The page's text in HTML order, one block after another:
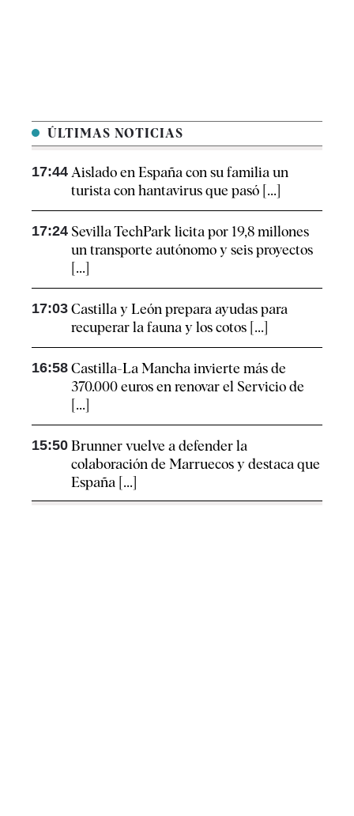
ÚLTIMAS NOTICIAS
17:44 Aislado en España con su familia un
turista con hantavirus que pasó [...]
17:24 Sevilla TechPark licita por 19,8 millones
un transporte autónomo y seis proyectos
[...]
17:03 Castilla y León prepara ayudas para
recuperar la fauna y los cotos [...]
16:58 Castilla-La Mancha invierte más de
370.000 euros en renovar el Servicio de
[...]
15:50 Brunner vuelve a defender la
colaboración de Marruecos y destaca que
España [...]